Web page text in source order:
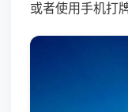
或者使用手机打